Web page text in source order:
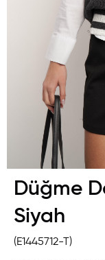
Düğme
Siyah
(E1445712-T)